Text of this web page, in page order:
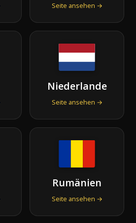
Seite ansehen →
Niederlande
Seite ansehen →
Rumänien
Seite ansehen →